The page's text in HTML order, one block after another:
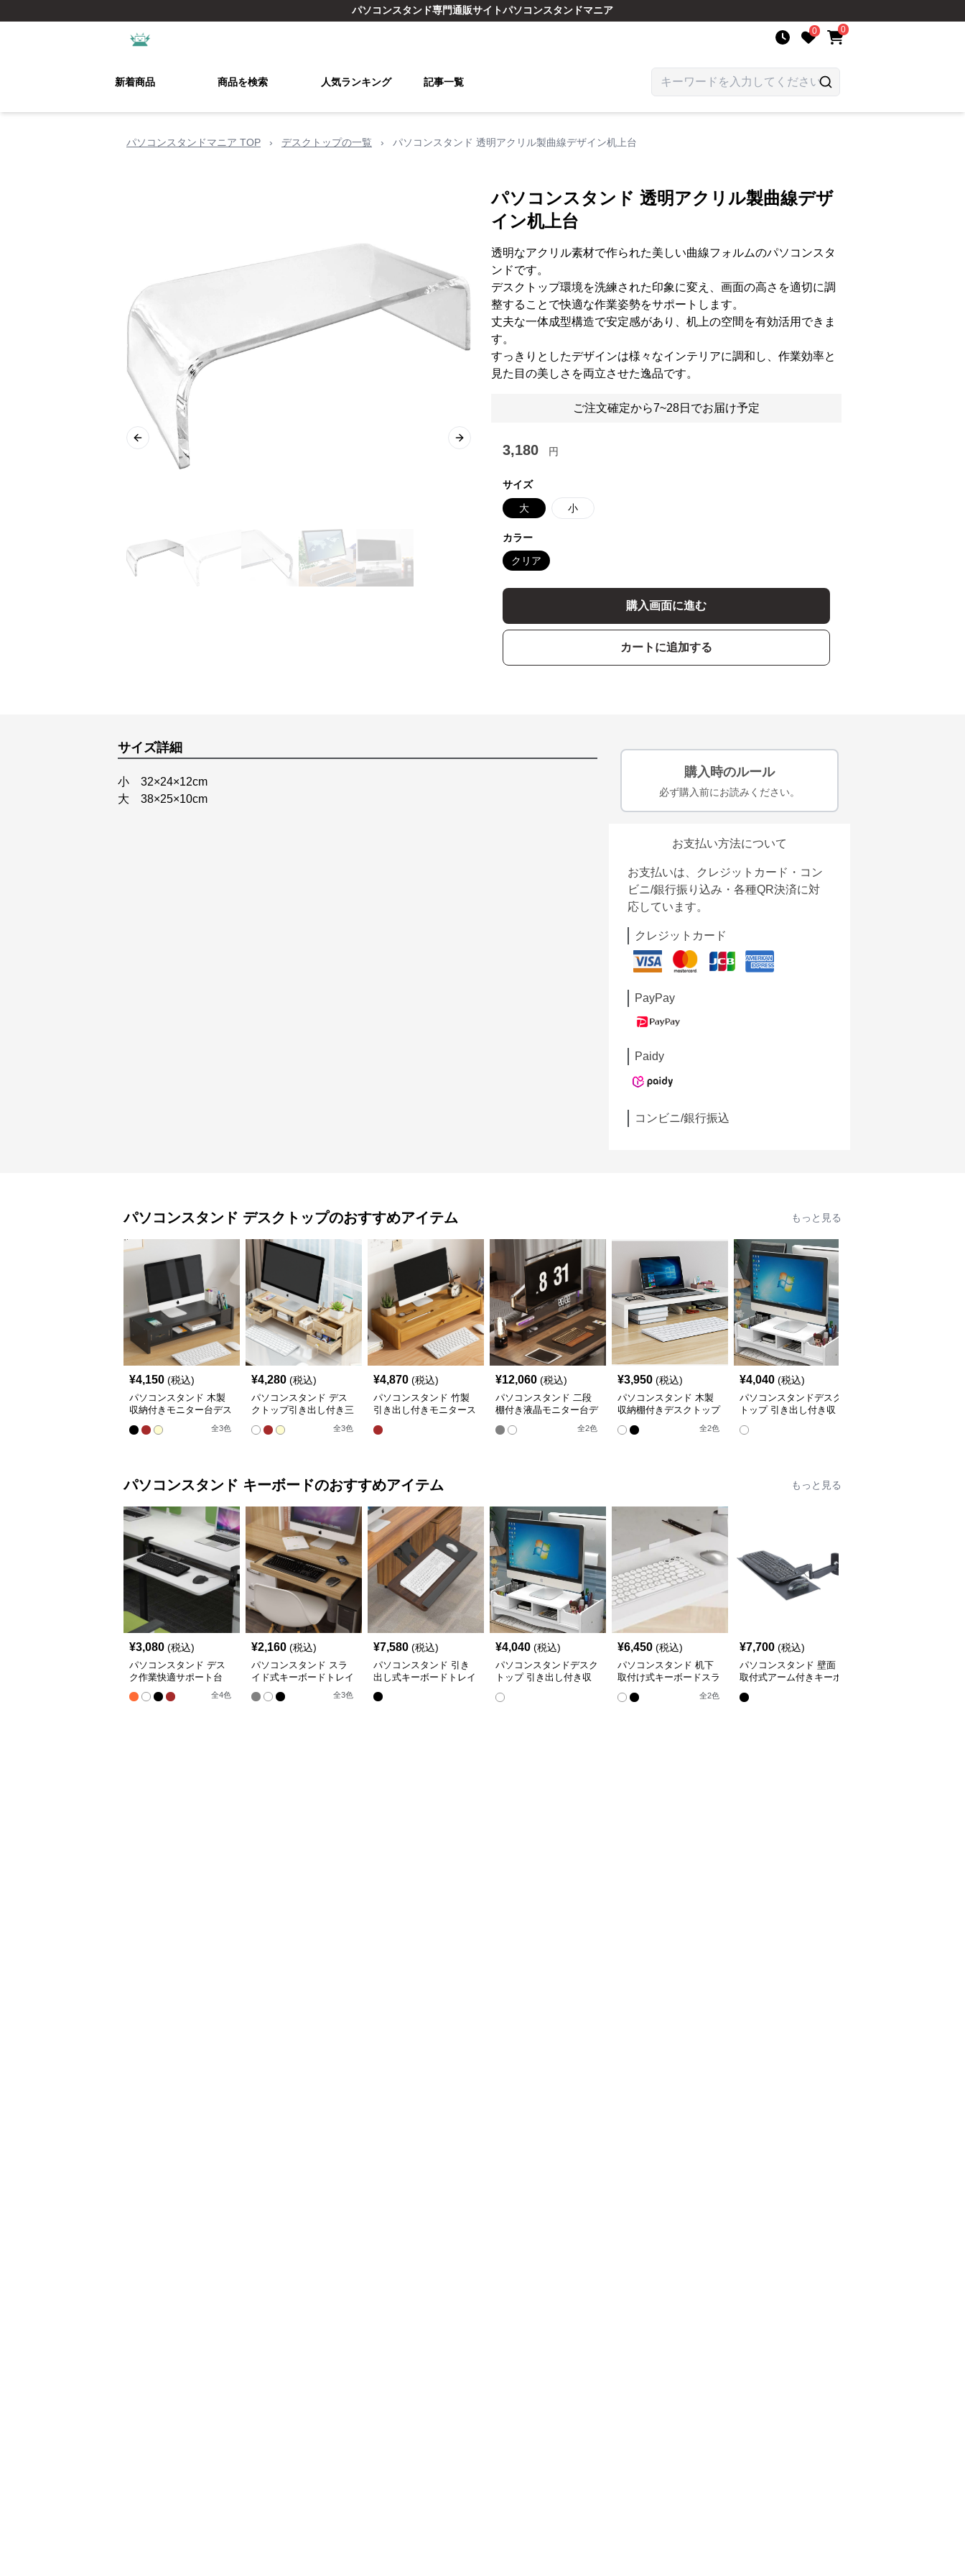
パソコンスタンド専門通販サイトパソコンスタンドマニア
0 0
新着商品 商品を検索 人気ランキング 記事一覧
パソコンスタンドマニア TOP › デスクトップの一覧 › パソコンスタンド 透明アクリル製曲線デザイン机上台
Previous slide Next slide
パソコンスタンド 透明アクリル製曲線デザ
イン机上台
透明なアクリル素材で作られた美しい曲線フォルムのパソコンスタ
ンドです。
デスクトップ環境を洗練された印象に変え、画面の高さを適切に調
整することで快適な作業姿勢をサポートします。
丈夫な一体成型構造で安定感があり、机上の空間を有効活用できま
す。
すっきりとしたデザインは様々なインテリアに調和し、作業効率と
見た目の美しさを両立させた逸品です。
ご注文確定から7~28日でお届け予定
3,180 円
サイズ
大 小
カラー
クリア
購入画面に進む
カートに追加する
サイズ詳細
小 32×24×12cm
大 38×25×10cm
購入時のルール
必ず購入前にお読みください。
お支払い方法について
お支払いは、クレジットカード・コン
ビニ/銀行振り込み・各種QR決済に対
応しています。
クレジットカード
PayPay
Paidy
コンビニ/銀行振込
パソコンスタンド デスクトップのおすすめアイテム もっと見る
¥4,150 (税込)
パソコンスタンド 木製
収納付きモニター台デス
全3色
¥4,280 (税込)
パソコンスタンド デス
クトップ引き出し付き三
段棚収納モニター台スタ
ンド
全3色
¥4,870 (税込)
パソコンスタンド 竹製
引き出し付きモニタース
¥12,060 (税込)
パソコンスタンド 二段
棚付き液晶モニター台デ
全2色
¥3,950 (税込)
パソコンスタンド 木製
収納棚付きデスクトップ
全2色
¥4,040 (税込)
パソコンスタンドデスク
トップ 引き出し付き収
ンド
パソコンスタンド キーボードのおすすめアイテム もっと見る
¥3,080 (税込)
パソコンスタンド デス
ク作業快適サポート台
全4色
¥2,160 (税込)
パソコンスタンド スラ
イド式キーボードトレイ
全3色
¥7,580 (税込)
パソコンスタンド 引き
出し式キーボードトレイ
¥4,040 (税込)
パソコンスタンドデスク
トップ 引き出し付き収
ンド
¥6,450 (税込)
パソコンスタンド 机下
取付け式キーボードスラ
全2色
¥7,700 (税込)
パソコンスタンド 壁面
取付式アーム付きキーボ